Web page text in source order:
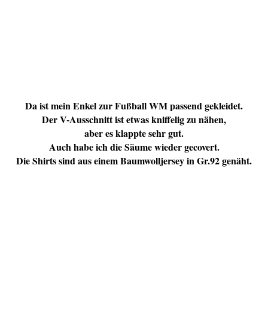
Da ist mein Enkel zur Fußball WM passend gekleidet.
Der V-Ausschnitt ist etwas kniffelig zu nähen,
aber es klappte sehr gut.
Auch habe ich die Säume wieder gecovert.
Die Shirts sind aus einem Baumwolljersey in Gr.92 genäht.